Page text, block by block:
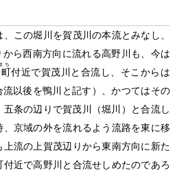
この堀川を賀茂川の本流とみなし、
から西南方向に流れる高野川も、今は
ち
付近で賀茂川と合流し、そこからは
流以後を鴨川と記す）
、かつてはその
条の辺りで賀茂川
（堀川）
と合流し
京域の外を流れるよう流路を東に移
流の上賀茂辺りから東南方向に新た
近で高野川と合流せしめたのであろ